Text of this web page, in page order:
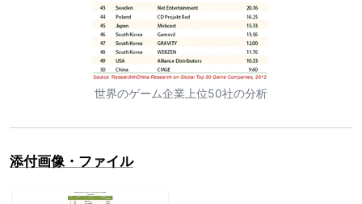
世界のゲーム企業上位50社の分析
添付画像・ファイル